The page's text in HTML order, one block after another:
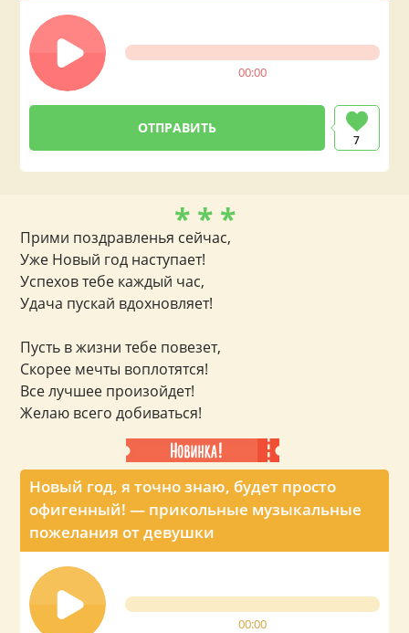
00:00
7
Новый год, я точно знаю, будет просто
офигенный! — прикольные музыкальные
пожелания от девушки
00:00
* * *
Прими поздравленья сейчас,
Уже Новый год наступает!
Успехов тебе каждый час,
Удача пускай вдохновляет!
Пусть в жизни тебе повезет,
Скорее мечты воплотятся!
Все лучшее произойдет!
Желаю всего добиваться!